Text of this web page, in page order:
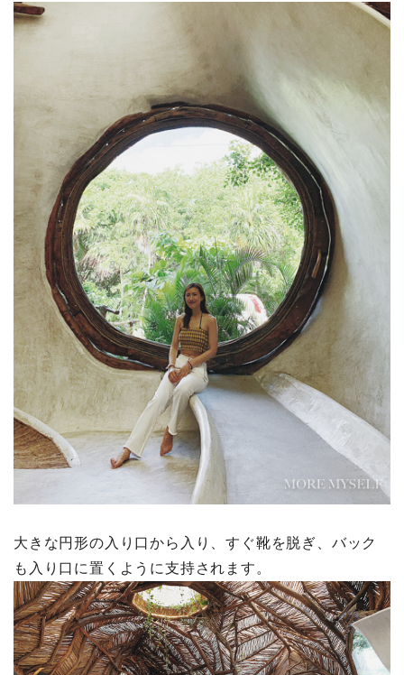
大きな円形の入り口から入り、すぐ靴を脱ぎ、バック
も入り口に置くように支持されます。